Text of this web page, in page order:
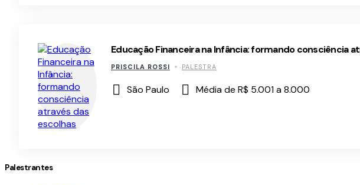
Educação Financeira na Infância: formando consciência
PRISCILA ROSSI PALESTRA
São Paulo Média de R$ 5.001 a 8.000
Palestrantes